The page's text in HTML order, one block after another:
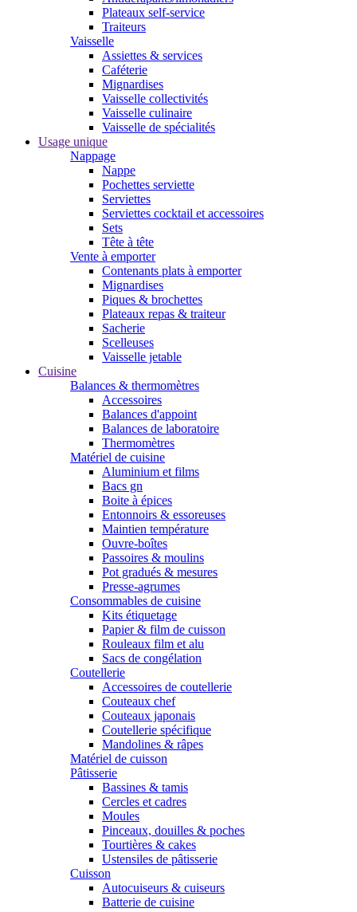
Plateaux self-service
Traiteurs
Vaisselle
Assiettes & services
Caféterie
Mignardises
Vaisselle collectivités
Vaisselle culinaire
Vaisselle de spécialités
Usage unique
Nappage
Nappe
Pochettes serviette
Serviettes
Serviettes cocktail et accessoires
Sets
Tête à tête
Vente à emporter
Contenants plats à emporter
Mignardises
Piques & brochettes
Plateaux repas & traiteur
Sacherie
Scelleuses
Vaisselle jetable
Cuisine
Balances & thermomètres
Accessoires
Balances d'appoint
Balances de laboratoire
Thermomètres
Matériel de cuisine
Aluminium et films
Bacs gn
Boite à épices
Entonnoirs & essoreuses
Maintien température
Ouvre-boîtes
Passoires & moulins
Pot gradués & mesures
Presse-agrumes
Consommables de cuisine
Kits étiquetage
Papier & film de cuisson
Rouleaux film et alu
Sacs de congélation
Coutellerie
Accessoires de coutellerie
Couteaux chef
Couteaux japonais
Coutellerie spécifique
Mandolines & râpes
Matériel de cuisson
Pâtisserie
Bassines & tamis
Cercles et cadres
Moules
Pinceaux, douilles & poches
Tourtières & cakes
Ustensiles de pâtisserie
Cuisson
Autocuiseurs & cuiseurs
Batterie de cuisine